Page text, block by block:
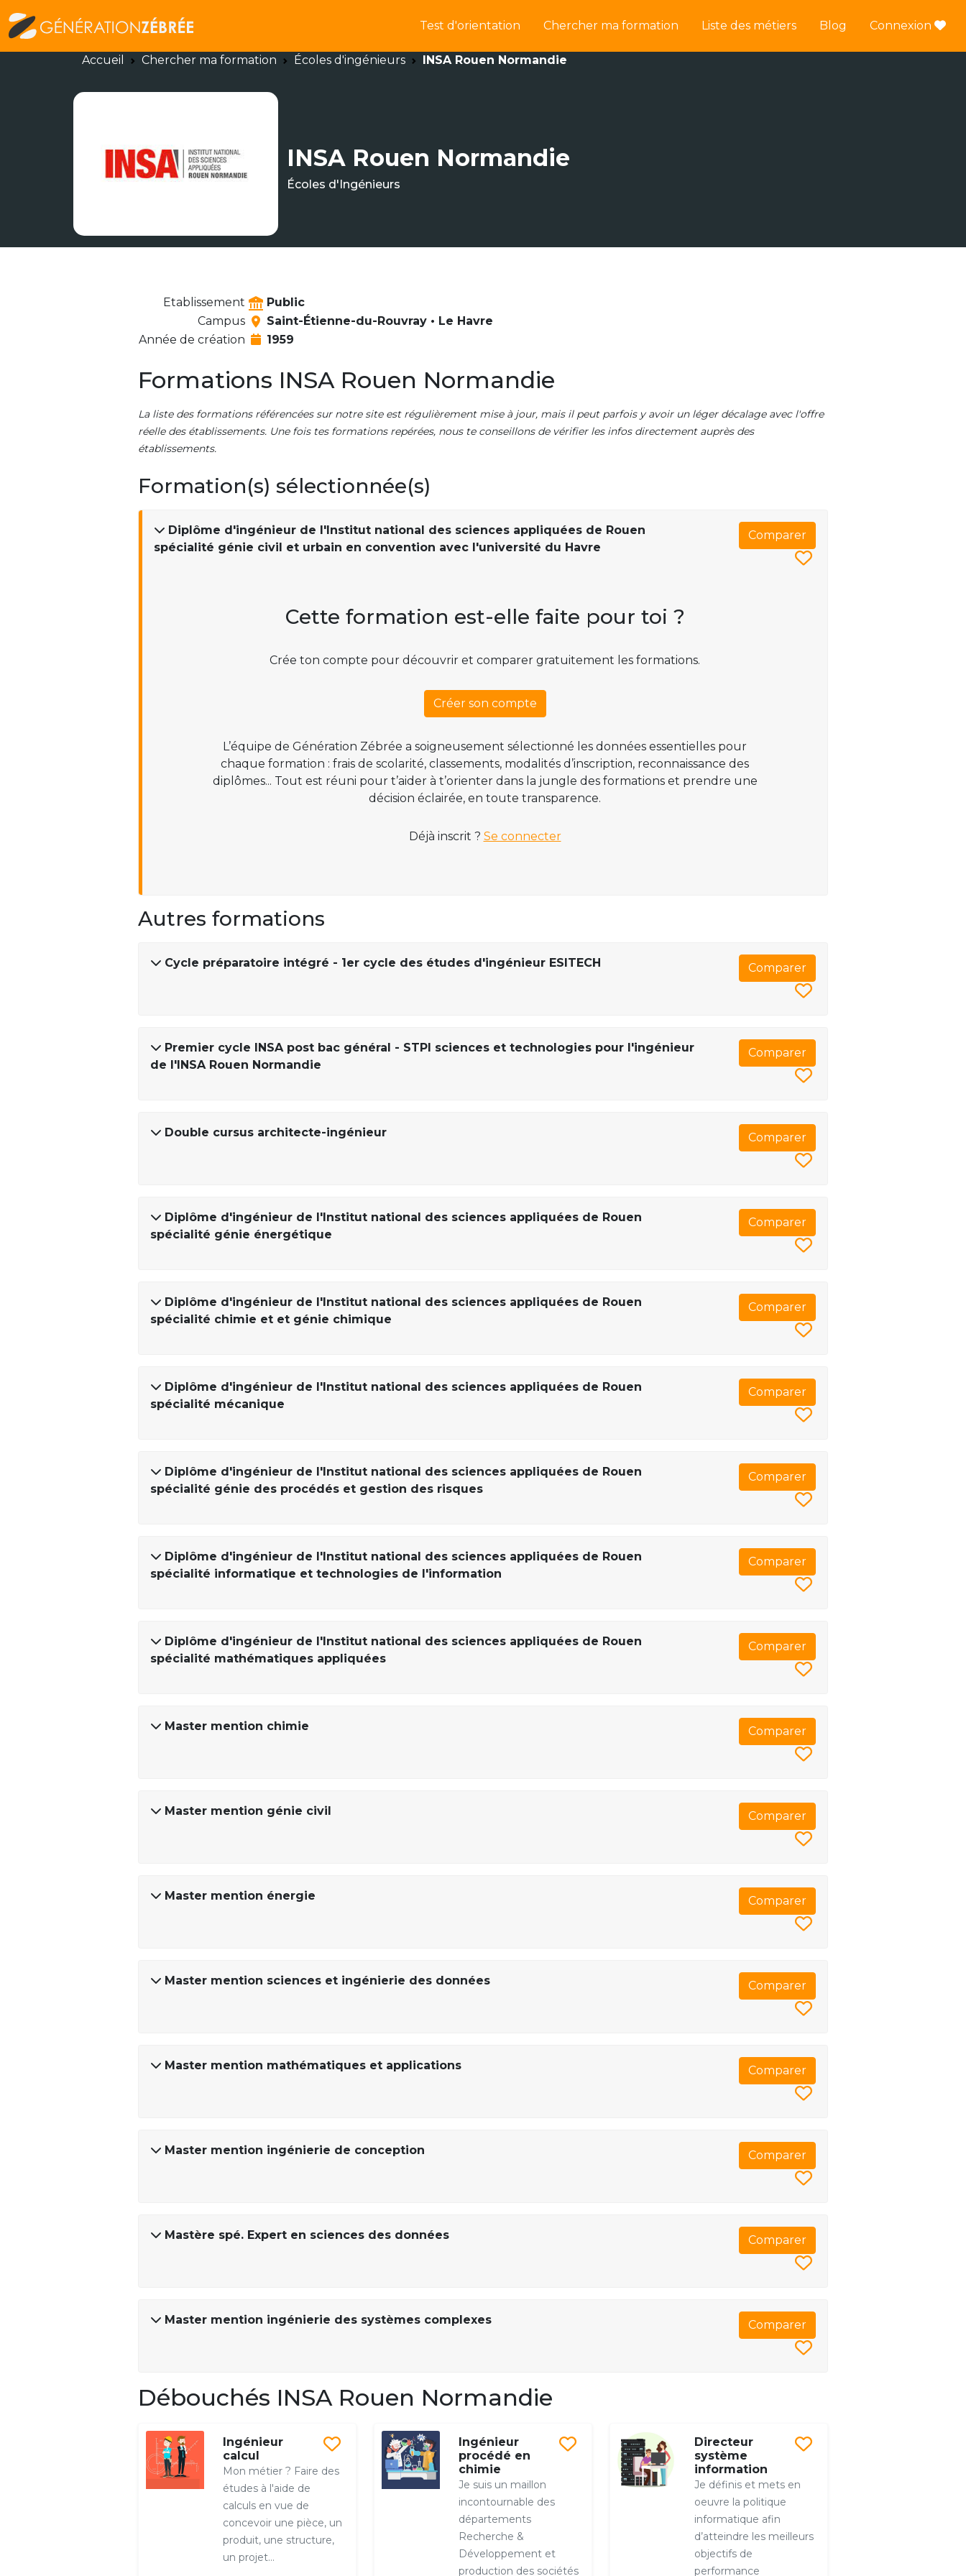
Test d'orientation Chercher ma formation Liste des métiers Blog Connexion
Accueil Chercher ma formation Écoles d'ingénieurs INSA Rouen Normandie
INSA Rouen Normandie
Écoles d'Ingénieurs
Etablissement
Public
Campus
Saint-Étienne-du-Rouvray • Le Havre
Année de création
1959
Formations INSA Rouen Normandie
La liste des formations référencées sur notre site est régulièrement mise à jour, mais il peut parfois y avoir un léger décalage avec l'offre
réelle des établissements. Une fois tes formations repérées, nous te conseillons de vérifier les infos directement auprès des
établissements.
Formation(s) sélectionnée(s)
Diplôme d'ingénieur de l'Institut national des sciences appliquées de Rouen
spécialité génie civil et urbain en convention avec l'université du Havre
Comparer
Cette formation est-elle faite pour toi ?
Crée ton compte pour découvrir et comparer gratuitement les formations.
Créer son compte
L’équipe de Génération Zébrée a soigneusement sélectionné les données essentielles pour
chaque formation : frais de scolarité, classements, modalités d’inscription, reconnaissance des
diplômes... Tout est réuni pour t’aider à t’orienter dans la jungle des formations et prendre une
décision éclairée, en toute transparence.
Déjà inscrit ? Se connecter
Autres formations
Cycle préparatoire intégré - 1er cycle des études d'ingénieur ESITECH Comparer
Premier cycle INSA post bac général - STPI sciences et technologies pour l'ingénieur
de l'INSA Rouen Normandie
Comparer
Double cursus architecte-ingénieur Comparer
Diplôme d'ingénieur de l'Institut national des sciences appliquées de Rouen
spécialité génie énergétique
Comparer
Diplôme d'ingénieur de l'Institut national des sciences appliquées de Rouen
spécialité chimie et et génie chimique
Comparer
Diplôme d'ingénieur de l'Institut national des sciences appliquées de Rouen
spécialité mécanique
Comparer
Diplôme d'ingénieur de l'Institut national des sciences appliquées de Rouen
spécialité génie des procédés et gestion des risques
Comparer
Diplôme d'ingénieur de l'Institut national des sciences appliquées de Rouen
spécialité informatique et technologies de l'information
Comparer
Diplôme d'ingénieur de l'Institut national des sciences appliquées de Rouen
spécialité mathématiques appliquées
Comparer
Master mention chimie Comparer
Master mention génie civil Comparer
Master mention énergie Comparer
Master mention sciences et ingénierie des données Comparer
Master mention mathématiques et applications Comparer
Master mention ingénierie de conception Comparer
Mastère spé. Expert en sciences des données Comparer
Master mention ingénierie des systèmes complexes Comparer
Débouchés INSA Rouen Normandie
Ingénieur
calcul
Mon métier ? Faire des
études à l'aide de
calculs en vue de
concevoir une pièce, un
produit, une structure,
un projet...
Ingénieur
procédé en
chimie
Je suis un maillon
incontournable des
départements
Recherche &
Développement et
production des sociétés
Directeur
système
information
Je définis et mets en
oeuvre la politique
informatique afin
d’atteindre les meilleurs
objectifs de
performance